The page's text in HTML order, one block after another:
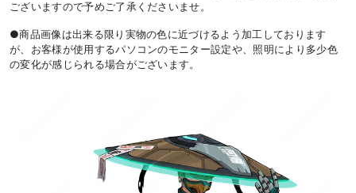
ございますので予めご了承くださいませ。
●商品画像は出来る限り実物の色に近づけるよう加工しております
が、お客様が使用するパソコンのモニター設定や、照明により多少色
の変化が感じられる場合がございます。